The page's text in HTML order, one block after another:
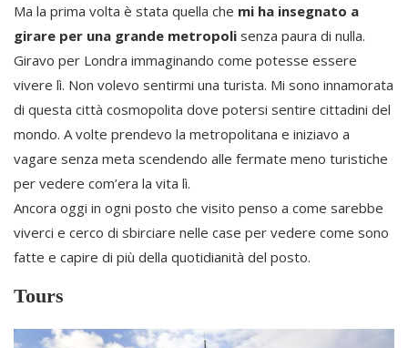
Ma la prima volta è stata quella che mi ha insegnato a
girare per una grande metropoli senza paura di nulla.
Giravo per Londra immaginando come potesse essere
vivere lì. Non volevo sentirmi una turista. Mi sono innamorata
di questa città cosmopolita dove potersi sentire cittadini del
mondo. A volte prendevo la metropolitana e iniziavo a
vagare senza meta scendendo alle fermate meno turistiche
per vedere com’era la vita lì.
Ancora oggi in ogni posto che visito penso a come sarebbe
viverci e cerco di sbirciare nelle case per vedere come sono
fatte e capire di più della quotidianità del posto.
Tours